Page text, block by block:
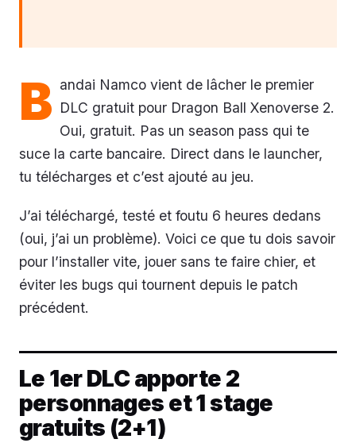
B andai Namco vient de lâcher le premier
DLC gratuit pour Dragon Ball Xenoverse 2.
Oui, gratuit. Pas un season pass qui te
suce la carte bancaire. Direct dans le launcher,
tu télécharges et c’est ajouté au jeu.
J’ai téléchargé, testé et foutu 6 heures dedans
(oui, j’ai un problème). Voici ce que tu dois savoir
pour l’installer vite, jouer sans te faire chier, et
éviter les bugs qui tournent depuis le patch
précédent.
Le 1er DLC apporte 2
personnages et 1 stage
gratuits (2+1)